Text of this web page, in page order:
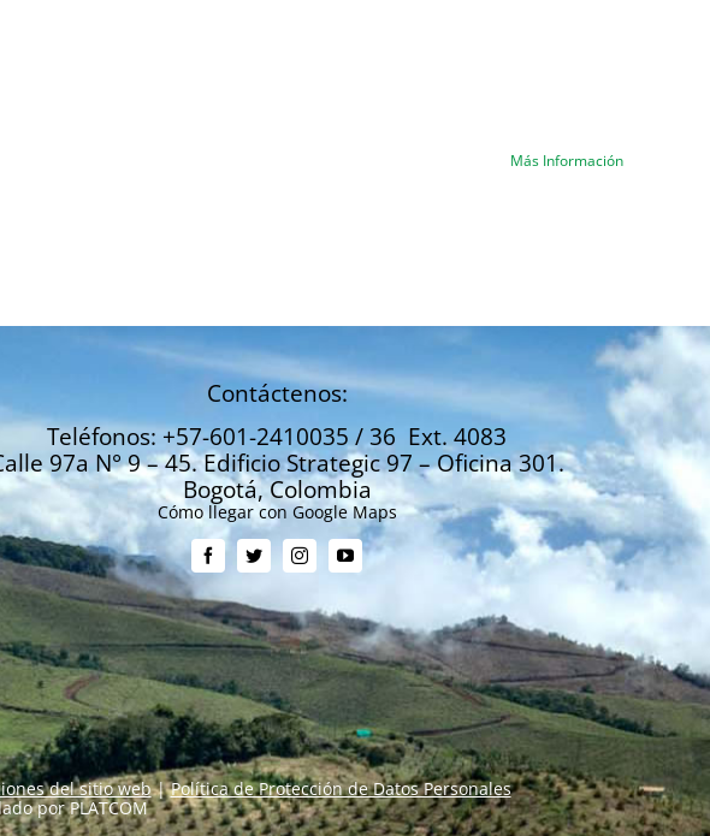
Más Información
Contáctenos:
Teléfonos: +57-601-2410035 / 36 Ext. 4083
97a N° 9 – 45. Edificio Strategic 97 – Oficina 301.
Bogotá, Colombia
Cómo llegar con Google Maps
del sitio web|Política de Protección de Datos Personales
porPLATCOM